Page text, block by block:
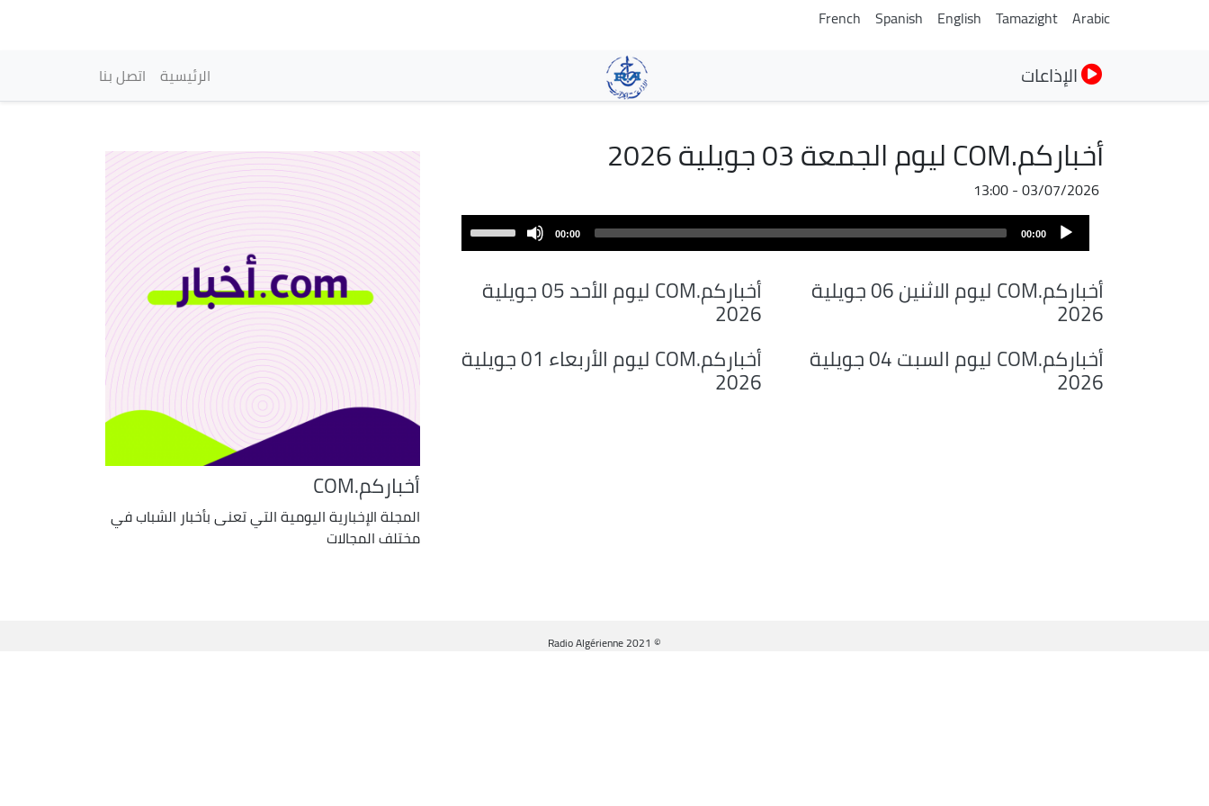
Arabic
Tamazight
English
Spanish
French
الإذاعات principale
الرئيسية اتصل بنا
أخباركم.COM ليوم الجمعة 03 جويلية 2026
03/07/2026 - 13:00
Audio
Player
00:00
00:00
Up/Down
or
decrease
أخباركم.COM ليوم الاثنين 06 جويلية
2026
أخباركم.COM ليوم الأحد 05 جويلية
2026
أخباركم.COM ليوم السبت 04 جويلية
2026
أخباركم.COM ليوم الأربعاء 01 جويلية
2026
أخباركم.COM
المجلة الإخبارية اليومية التي تعنى بأخبار الشباب في
مختلف المجالات
© Radio Algérienne 2021